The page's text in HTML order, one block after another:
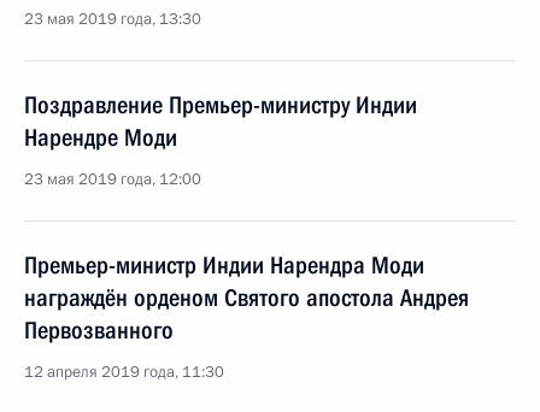
23 мая 2019 года, 13:30
Поздравление Премьер-министру Индии
Нарендре Моди
23 мая 2019 года, 12:00
Премьер-министр Индии Нарендра Моди
награждён орденом Святого апостола Андрея
Первозванного
12 апреля 2019 года, 11:30